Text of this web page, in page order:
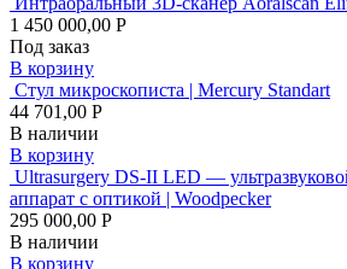
1 450 000,00 Р
Под заказ
В корзину
Стул микроскописта | Mercury Standart
44 701,00 Р
В наличии
В корзину
Ultrasurgery DS-II LED —
аппарат с оптикой | Woodpecker
295 000,00 Р
В наличии
В корзину